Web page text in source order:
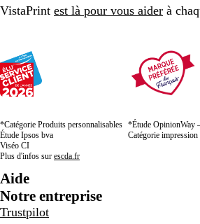
VistaPrint est là pour vous aider à
*Catégorie Produits personnalisables
Étude Ipsos bva
Viséo CI
Plus d'infos sur escda.fr
*Étude OpinionWay
Catégorie impression
Aide
Notre entreprise
Trustpilot